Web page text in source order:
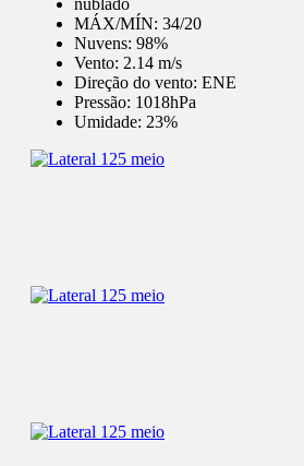
nublado
MÁX/MÍN: 34/20
Nuvens: 98%
Vento: 2.14 m/s
Direção do vento: ENE
Pressão: 1018hPa
Umidade: 23%